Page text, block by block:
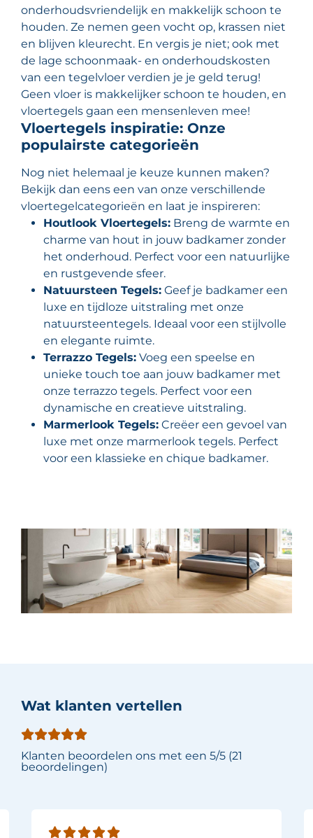
onderhoudsvriendelijk en makkelijk schoon te
houden. Ze nemen geen vocht op, krassen niet
en blijven kleurecht. En vergis je niet; ook met
de lage schoonmaak- en onderhoudskosten
van een tegelvloer verdien je je geld terug!
Geen vloer is makkelijker schoon te houden, en
vloertegels gaan een mensenleven mee!
Vloertegels inspiratie: Onze
populairste categorieën
Nog niet helemaal je keuze kunnen maken?
Bekijk dan eens een van onze verschillende
vloertegelcategorieën en laat je inspireren:
Houtlook Vloertegels: Breng de warmte en
charme van hout in jouw badkamer zonder
het onderhoud. Perfect voor een natuurlijke
en rustgevende sfeer.
Natuursteen Tegels: Geef je badkamer een
luxe en tijdloze uitstraling met onze
natuursteentegels. Ideaal voor een stijlvolle
en elegante ruimte.
Terrazzo Tegels: Voeg een speelse en
unieke touch toe aan jouw badkamer met
onze terrazzo tegels. Perfect voor een
dynamische en creatieve uitstraling.
Marmerlook Tegels: Creëer een gevoel van
luxe met onze marmerlook tegels. Perfect
voor een klassieke en chique badkamer.
Wat klanten vertellen
Klanten beoordelen ons met een 5/5 (21
beoordelingen)